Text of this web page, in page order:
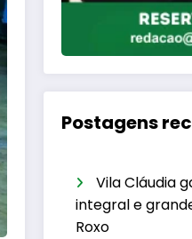
Postagens
Vila Cláudia
integral e
Roxo